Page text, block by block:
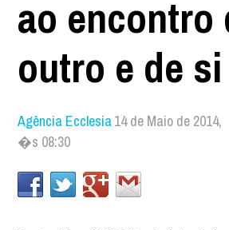
ao encontro
outro e de si
Agência Ecclesia14 de Maio de 2014,
�s 08:30